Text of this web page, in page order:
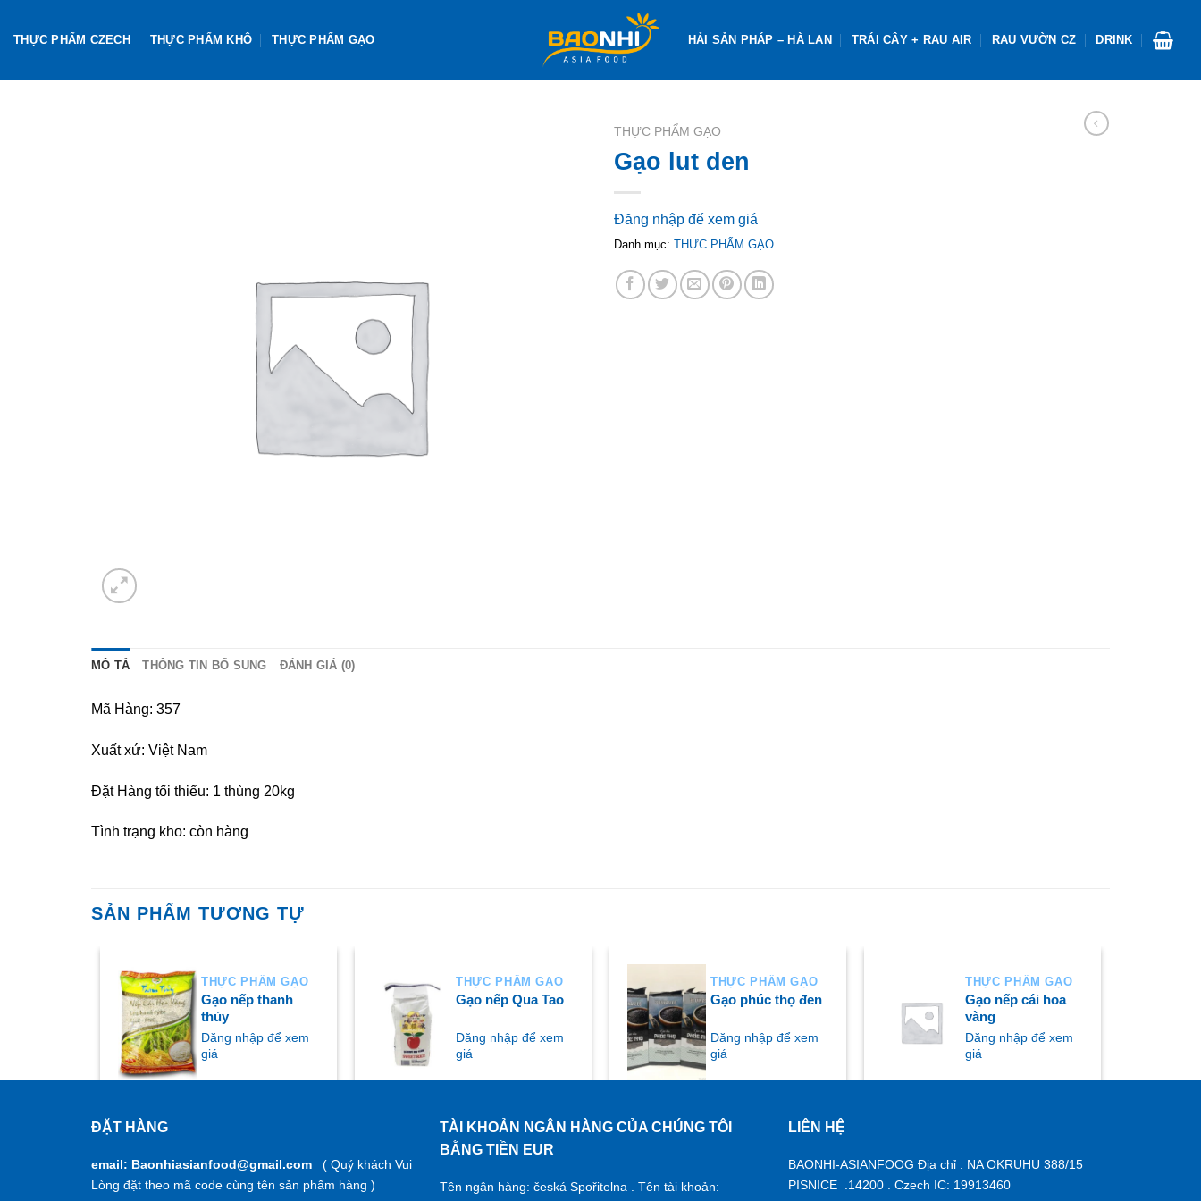
THỰC PHẨM CZECH THỰC PHẨM KHÔ THỰC PHẨM GẠO HẢI SẢN PHÁP – HÀ LAN TRÁI CÂY + RAU AIR RAU VƯỜN CZ DRINK
THỰC PHẨM GẠO
Gạo lut den
Đăng nhập để xem giá
Danh mục: THỰC PHẨM GẠO
MÔ TẢ THÔNG TIN BỔ SUNG ĐÁNH GIÁ (0)
Mã Hàng: 357
Xuất xứ: Việt Nam
Đặt Hàng tối thiểu: 1 thùng 20kg
Tình trạng kho: còn hàng
SẢN PHẨM TƯƠNG TỰ
THỰC PHẨM GẠO
Gạo nếp thanh
thủy
Đăng nhập để xem
giá
THỰC PHẨM GẠO
Gạo nếp Qua Tao
Đăng nhập để xem
giá
MUA NGAY
THỰC PHẨM GẠO
Gạo phúc thọ đen
Đăng nhập để xem
giá
THỰC PHẨM GẠO
Gạo nếp cái hoa
vàng
Đăng nhập để xem
giá
ĐẶT HÀNG
email: Baonhiasianfood@gmail.com ( Quý khách Vui
Lòng đặt theo mã code cùng tên sản phẩm hàng )
TÀI KHOẢN NGÂN HÀNG CỦA CHÚNG TÔI
BẰNG TIỀN EUR
Tên ngân hàng: česká Spořitelna . Tên tài khoản:
LIÊN HỆ
BAONHI-ASIANFOOG Địa chỉ : NA OKRUHU 388/15
PISNICE .14200 . Czech IC: 19913460